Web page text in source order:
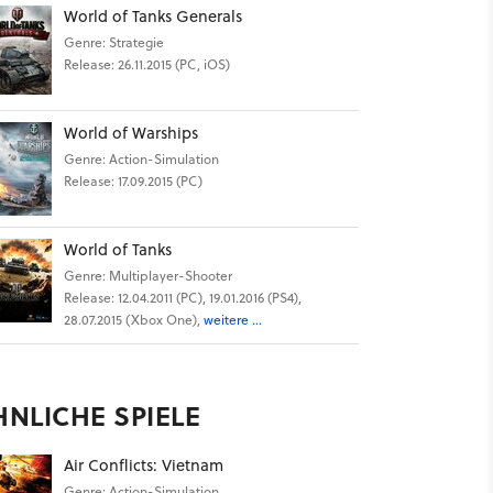
World of Tanks Generals
Genre: Strategie
Release: 26.11.2015 (PC, iOS)
World of Warships
Genre: Action-Simulation
Release: 17.09.2015 (PC)
World of Tanks
Genre: Multiplayer-Shooter
Release: 12.04.2011 (PC), 19.01.2016 (PS4),
28.07.2015 (Xbox One), weitere ...
SPIELE
Air Conflicts: Vietnam